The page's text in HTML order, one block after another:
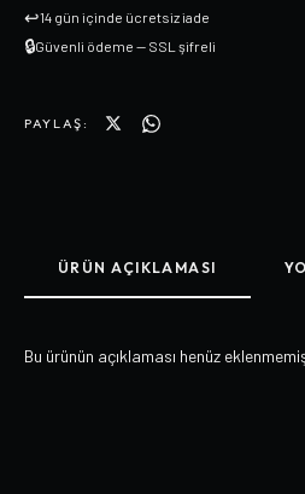
↩14 gün içinde ücretsiz iade
🔒Güvenli ödeme — SSL şifreli
PAYLAŞ:
ÜRÜN AÇIKLAMASI
Bu ürünün açıklaması henüz